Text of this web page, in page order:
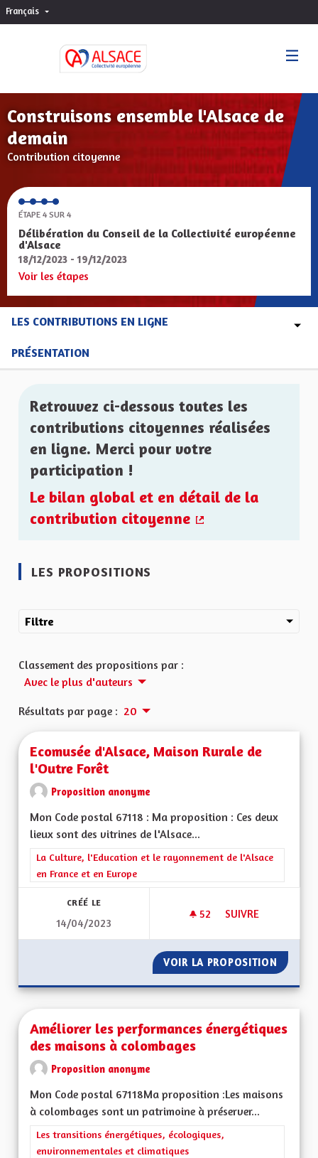
Français Choisir la langue
Construisons ensemble l'Alsace de
demain
Contribution citoyenne
ÉTAPE 4 SUR 4
Délibération du Conseil de la Collectivité européenne
d'Alsace
18/12/2023 - 19/12/2023
Voir les étapes
LES CONTRIBUTIONS EN LIGNE
PRÉSENTATION
Retrouvez ci-dessous toutes les
contributions citoyennes réalisées
en ligne. Merci pour votre
participation !
Le bilan global et en détail de la
contribution citoyenne
LES PROPOSITIONS
Filtre
Classement des propositions par :
Avec le plus d'auteurs
Résultats par page : 20
Ecomusée d'Alsace, Maison Rurale de
l'Outre Forêt
Proposition anonyme
Mon Code postal 67118 : Ma proposition : Ces deux
lieux sont des vitrines de l'Alsace...
Filtrer les résultats de la catégorie : La Culture, l'Education et
La Culture, l'Education et le rayonnement de l'Alsace
en France et en Europe
CRÉÉ LE
14/04/2023
52 52 ABONNÉS
SUIVRE
VOIR LA PROPOSITION
Améliorer les performances énergétiques
des maisons à colombages
Proposition anonyme
Mon Code postal 67118Ma proposition :Les maisons
à colombages sont un patrimoine à préserver...
Filtrer les résultats de la catégorie : Les transitions
Les transitions énergétiques, écologiques,
environnementales et climatiques